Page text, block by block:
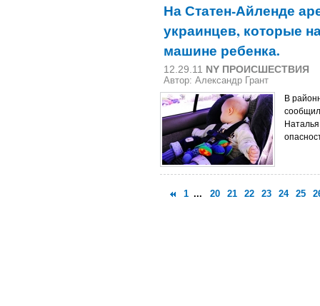
На Статен-Айленде
украинцев, которые
машине ребенка.
12.29.11 NY ПРОИСШЕСТВИЯ
Автор: Александр Грант
В
1 ... 20 21 22 23 24 25